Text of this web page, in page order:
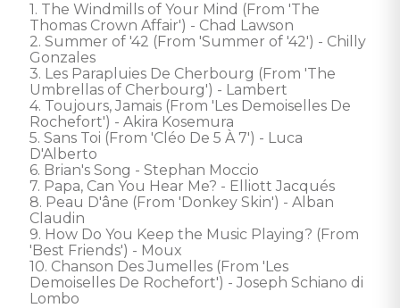
1. The Windmills of Your Mind (From 'The
Thomas Crown Affair') - Chad Lawson
2. Summer of '42 (From 'Summer of '42') - Chilly
Gonzales
3. Les Parapluies De Cherbourg (From 'The
Umbrellas of Cherbourg') - Lambert
4. Toujours, Jamais (From 'Les Demoiselles De
Rochefort') - Akira Kosemura
5. Sans Toi (From 'Cléo De 5 À 7') - Luca
D'Alberto
6. Brian's Song - Stephan Moccio
7. Papa, Can You Hear Me? - Elliott Jacqués
8. Peau D'âne (From 'Donkey Skin') - Alban
Claudin
9. How Do You Keep the Music Playing? (From
'Best Friends') - Moux
10. Chanson Des Jumelles (From 'Les
Demoiselles De Rochefort') - Joseph Schiano di
Lombo